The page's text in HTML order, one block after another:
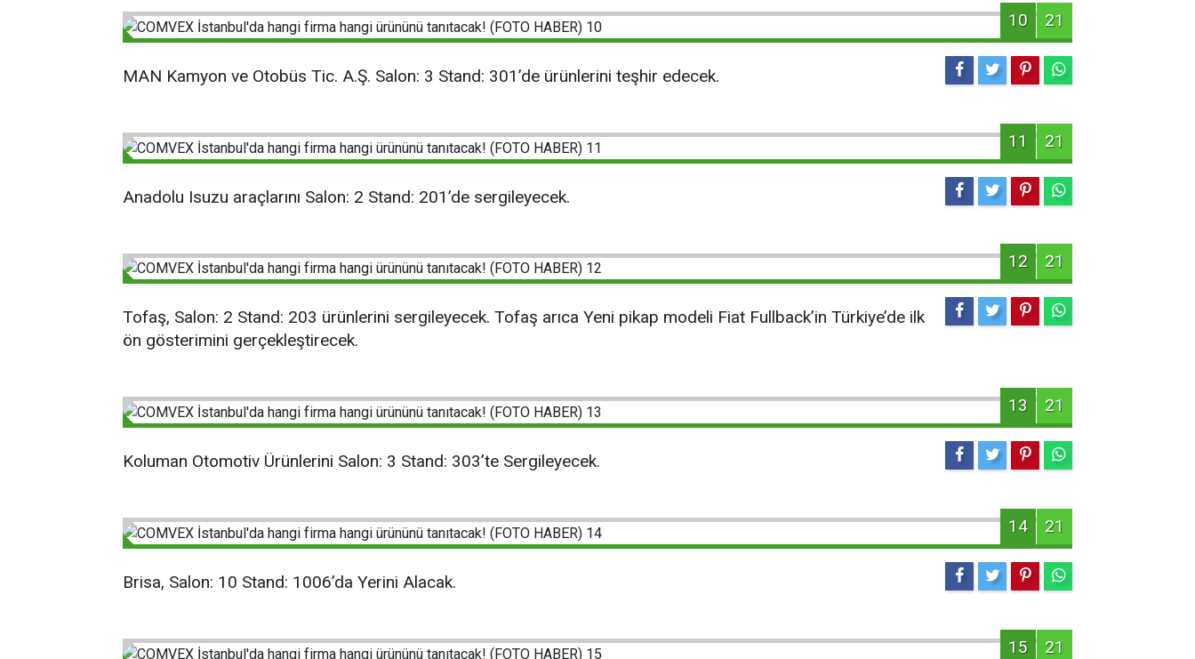
10 21
MAN Kamyon ve Otobüs Tic. A.Ş. Salon: 3 Stand: 301’de ürünlerini teşhir edecek.
11 21
Anadolu Isuzu araçlarını Salon: 2 Stand: 201’de sergileyecek.
12 21
Tofaş, Salon: 2 Stand: 203 ürünlerini sergileyecek. Tofaş arıca Yeni pikap modeli Fiat Fullback’in Türkiye’de ilk
ön gösterimini gerçekleştirecek.
13 21
Koluman Otomotiv Ürünlerini Salon: 3 Stand: 303’te Sergileyecek.
14 21
Brisa, Salon: 10 Stand: 1006’da Yerini Alacak.
15 21